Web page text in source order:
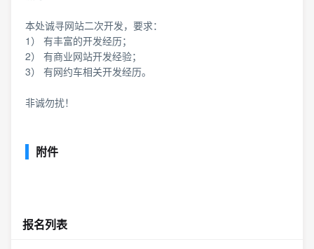
本处诚寻网站二次开发，要求：
1） 有丰富的开发经历；
2） 有商业网站开发经验；
3） 有网约车相关开发经历。
非诚勿扰！
附件
报名列表